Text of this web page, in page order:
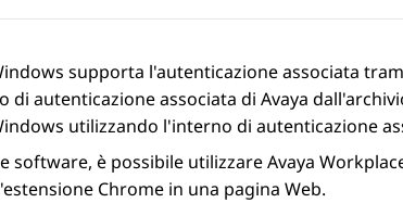
supporta l'autenticazione associata
di autenticazione associata di Avaya
utilizzando l'interno di autenticazione
software, è possibile utilizzareAvaya
Chrome in una pagina Web.